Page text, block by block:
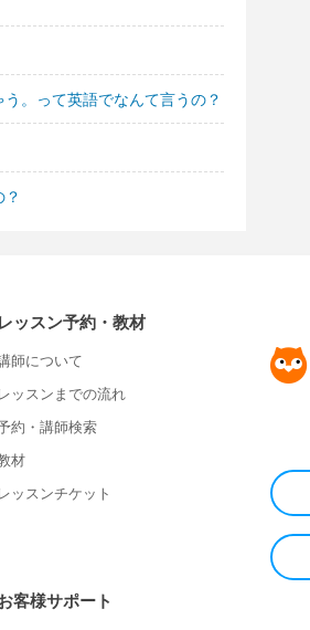
。って英語でなんて言うの？
レッスン予約・教材
師について
レッスンまでの流れ
約・講師検索
材
レッスンチケット
客様サポート